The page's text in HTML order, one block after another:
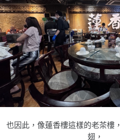
也因此，像蓮香樓這樣的老茶樓，
翅，